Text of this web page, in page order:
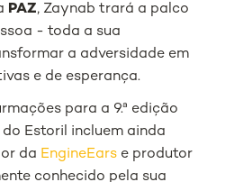
PAZ, Zaynab trará a palco
- toda a sua
a adversidade em
e de esperança.
para a 9.ª edição
Estoril incluem ainda
da EngineEars e produtor
conhecido pela sua